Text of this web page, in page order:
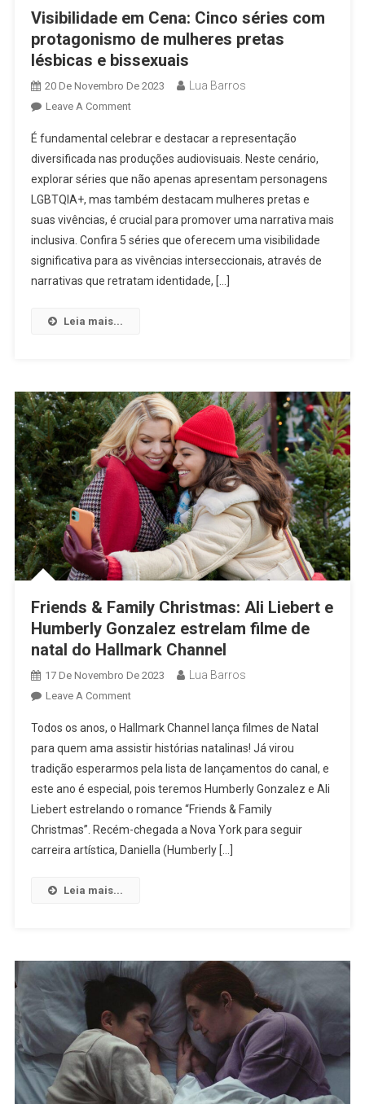
Visibilidade em Cena: Cinco séries com
protagonismo de mulheres pretas
lésbicas e bissexuais
20 De Novembro De 2023 Lua Barros
Leave A CommentOn
Em
Cena:
Cinco
Séries
Com
Protagonismo
De
Mulheres
É fundamental celebrar e destacar a representação
diversificada nas produções audiovisuais. Neste cenário,
explorar séries que não apenas apresentam personagens
LGBTQIA+, mas também destacam mulheres pretas e
suas vivências, é crucial para promover uma narrativa mais
inclusiva. Confira 5 séries que oferecem uma visibilidade
significativa para as vivências interseccionais, através de
narrativas que retratam identidade, […]
Leia mais...
Friends & Family Christmas: Ali Liebert e
Humberly Gonzalez estrelam filme de
natal do Hallmark Channel
17 De Novembro De 2023 Lua Barros
Leave A CommentOn
&
Family
Christmas:
Ali
Liebert
E
Humberly
Hallmark
Channel
Todos os anos, o Hallmark Channel lança filmes de Natal
para quem ama assistir histórias natalinas! Já virou
tradição esperarmos pela lista de lançamentos do canal, e
este ano é especial, pois teremos Humberly Gonzalez e Ali
Liebert estrelando o romance “Friends & Family
Christmas”. Recém-chegada a Nova York para seguir
carreira artística, Daniella (Humberly […]
Leia mais...